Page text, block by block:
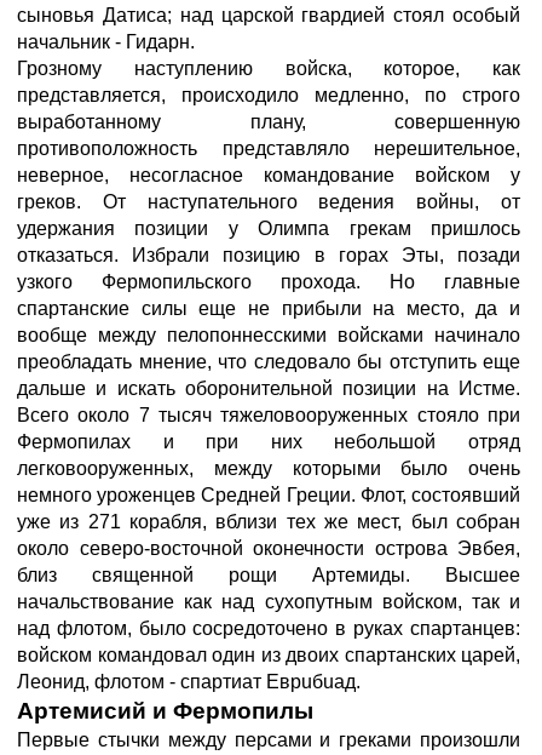
сыновья Датиса; над царской гвардией стоял особый
начальник - Гидарн.
Грозному наступлению войска, которое, как
представляется, происходило медленно, по строго
выработанному плану, совершенную
противоположность представляло нерешительное,
неверное, несогласное командование войском у
греков. От наступательного ведения войны, от
удержания позиции у Олимпа грекам пришлось
отказаться. Избрали позицию в горах Эты, позади
узкого Фермопильского прохода. Но главные
спартанские силы еще не прибыли на место, да и
вообще между пелопоннесскими войсками начинало
преобладать мнение, что следовало бы отступить еще
дальше и искать оборонительной позиции на Истме.
Всего около 7 тысяч тяжеловооруженных стояло при
Фермопилах и при них небольшой отряд
легковооруженных, между которыми было очень
немного уроженцев Средней Греции. Флот, состоявший
уже из 271 корабля, вблизи тех же мест, был собран
около северо-восточной оконечности острова Эвбея,
близ священной рощи Артемиды. Высшее
начальствование как над сухопутным войском, так и
над флотом, было сосредоточено в руках спартанцев:
войском командовал один из двоих спартанских царей,
Леонид, флотом - спартиат Eвpuбuад.
Артемисий и Фермопилы
Первые стычки между персами и греками произошли